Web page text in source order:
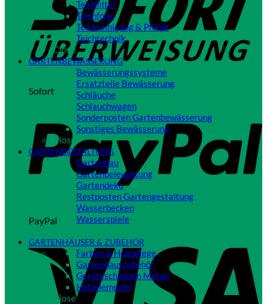
Sofort
PayPal
Teichfilter
Teichfolie
Teichreinigung & Pflege
Teichtechnik
Close
GARTENBEWÄSSERUNG
Bewässerungssysteme
Ersatzteile Bewässerung
Schläuche
Schlauchwagen
Sonderposten Gartenbewässerung
Sonstiges Bewässerung
Close
GARTENGESTALTUNG
Gartenbau
Gartenbeleuchtung
Gartendeko
Restposten Gartengestaltung
Wasserbecken
Wasserspiele
GARTENHÄUSER & ZUBEHÖR
Farben & Holzpflege
Gartenhauszubehör
Geräteschuppen Metall
Holzelemente
Close